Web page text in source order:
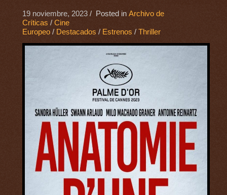
19 noviembre, 2023/ Posted in Archivo de
Críticas / Cine
Europeo/ Destacados / Estrenos / Thriller